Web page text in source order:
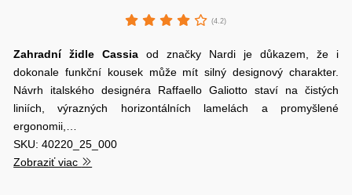
(4.2)
Zahradní židle Cassia od značky Nardi je důkazem, že i
dokonale funkční kousek může mít silný designový charakter.
Návrh italského designéra Raffaello Galiotto staví na čistých
liniích, výrazných horizontálních lamelách a promyšlené
ergonomii,…
SKU: 40220_25_000
Zobraziť viac